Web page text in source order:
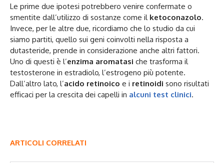
Le prime due ipotesi potrebbero venire confermate o
smentite dall’utilizzo di sostanze come il ketoconazolo.
Invece, per le altre due, ricordiamo che lo studio da cui
siamo partiti, quello sui geni coinvolti nella risposta a
dutasteride, prende in considerazione anche altri fattori.
Uno di questi è l’enzima aromatasi che trasforma il
testosterone in estradiolo, l’estrogeno più potente.
Dall’altro lato, l’acido retinoico e i retinoidi sono risultati
efficaci per la crescita dei capelli in alcuni test clinici.
ARTICOLI CORRELATI